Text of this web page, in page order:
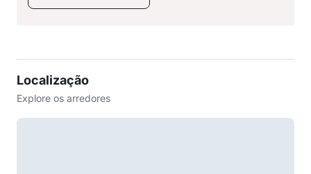
Localização
Explore os arredores